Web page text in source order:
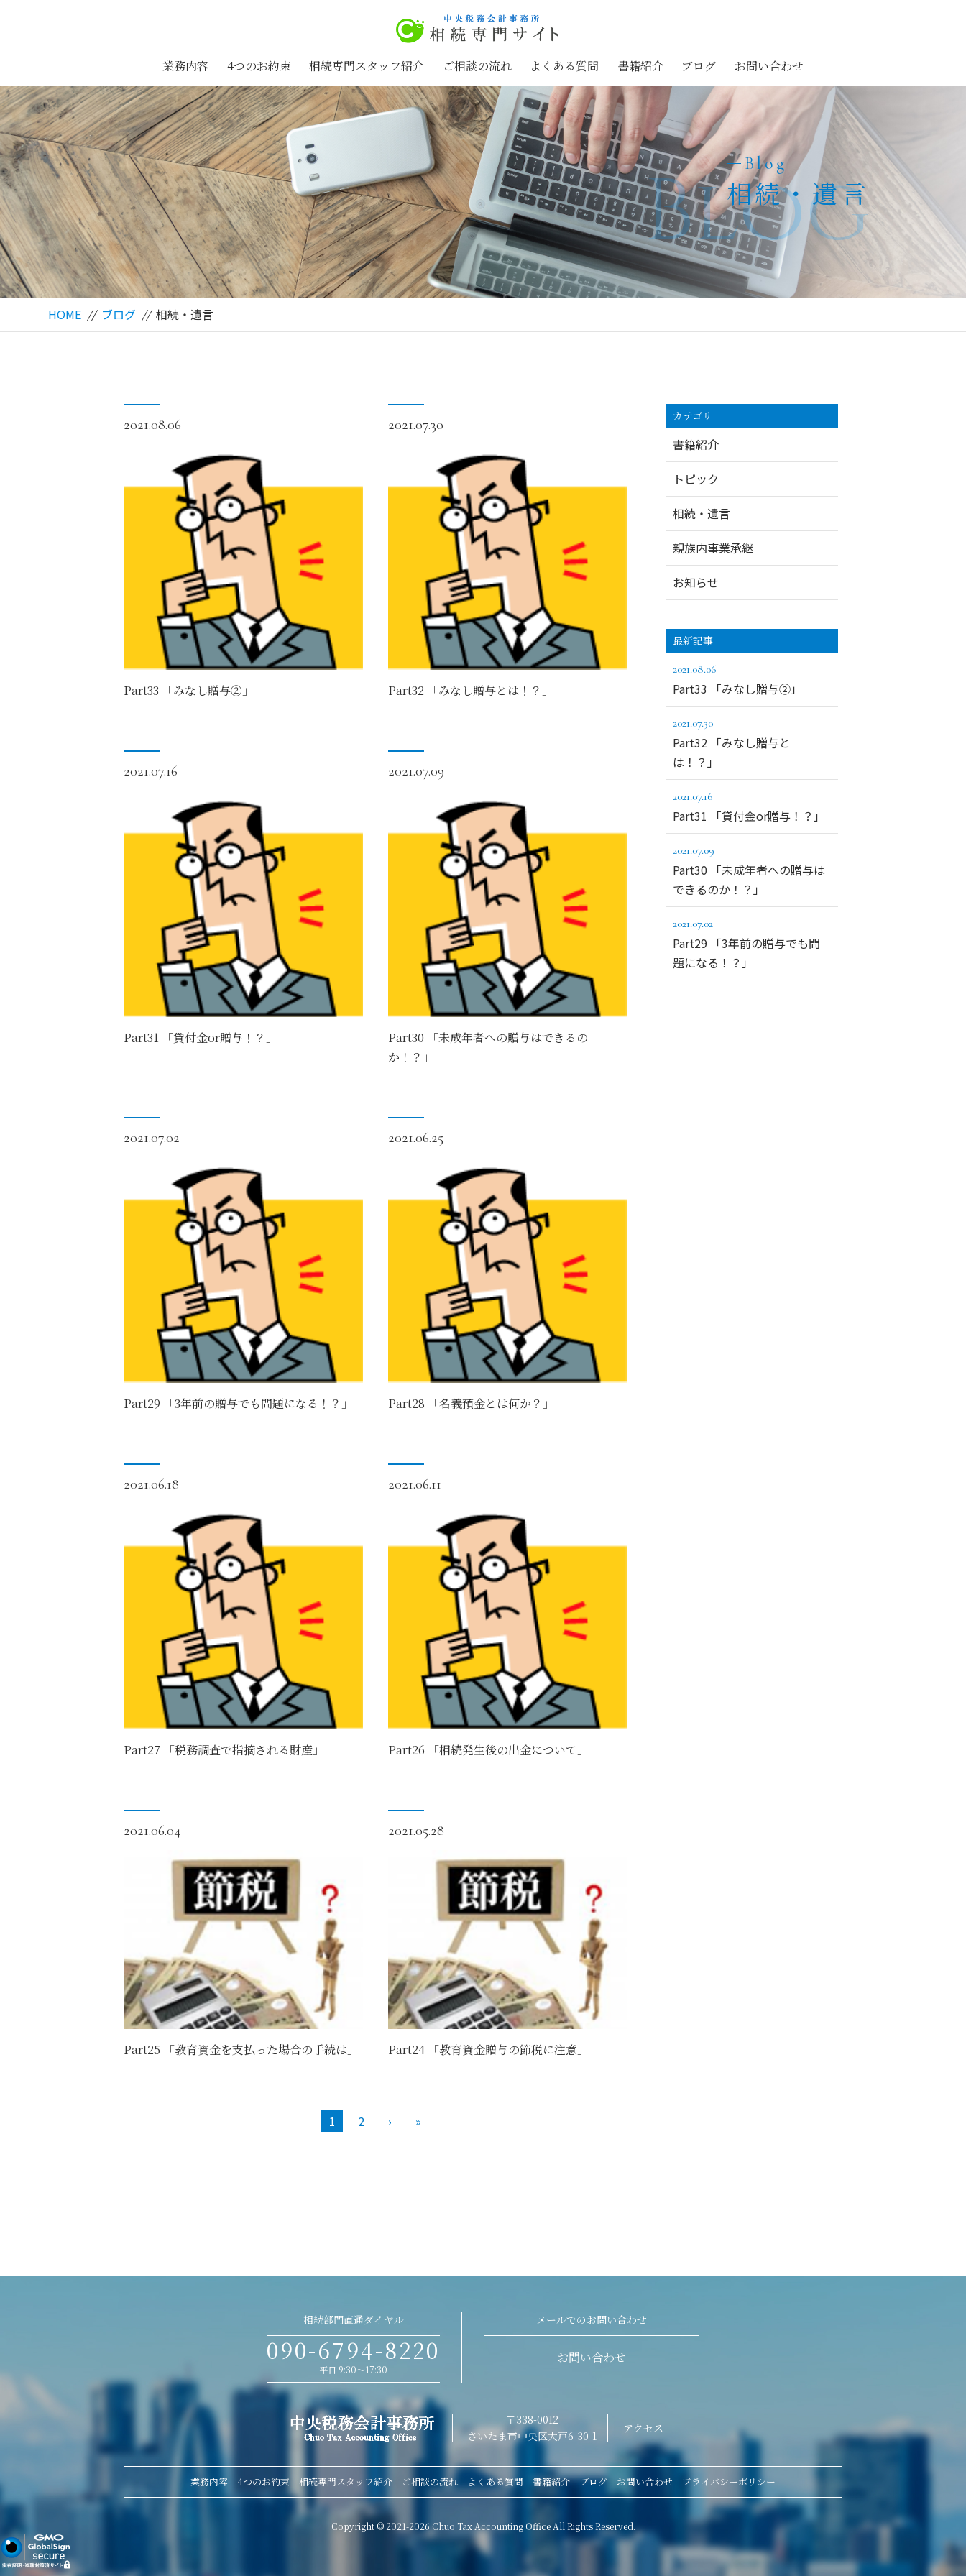
業務内容 4つのお約束 相続専門スタッフ紹介 ご相談の流れ よくある質問 書籍紹介 ブログ お問い合わせ
Blog
相続・遺言
Blog
HOME // ブログ // 相続・遺言
2021.08.06
Part33 「みなし贈与②」
2021.07.30
Part32 「みなし贈与とは！？」
2021.07.16
Part31 「貸付金or贈与！？」
2021.07.09
Part30 「未成年者への贈与はできるの
か！？」
2021.07.02
Part29 「3年前の贈与でも問題になる！？」
2021.06.25
Part28 「名義預金とは何か？」
2021.06.18
Part27 「税務調査で指摘される財産」
2021.06.11
Part26 「相続発生後の出金について」
2021.06.04
Part25 「教育資金を支払った場合の手続は」
2021.05.28
Part24 「教育資金贈与の節税に注意」
1 2 › »
カテゴリ
書籍紹介
トピック
相続・遺言
親族内事業承継
お知らせ
最新記事
2021.08.06
Part33 「みなし贈与②」
2021.07.30
Part32 「みなし贈与と
は！？」
2021.07.16
Part31 「貸付金or贈与！？」
2021.07.09
Part30 「未成年者への贈与は
できるのか！？」
2021.07.02
Part29 「3年前の贈与でも問
題になる！？」
相続部門直通ダイヤル
090-6794-8220
平日 9:30～17:30
メールでのお問い合わせ
お問い合わせ
〒338-0012
さいたま市中央区大戸6-30-1
アクセス
業務内容 4つのお約束 相続専門スタッフ紹介 ご相談の流れ よくある質問 書籍紹介 ブログ お問い合わせ プライバシーポリシー
Copyright © 2021-2026 Chuo Tax Accounting Office All Rights Reserved.